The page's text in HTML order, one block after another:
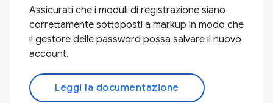
Assicurati che i moduli di registrazione siano
correttamente sottoposti a markup in modo che
il gestore delle password possa salvare il nuovo
account.
Leggi la documentazione